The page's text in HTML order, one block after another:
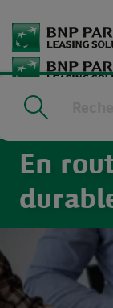
to
main
content
Home
En